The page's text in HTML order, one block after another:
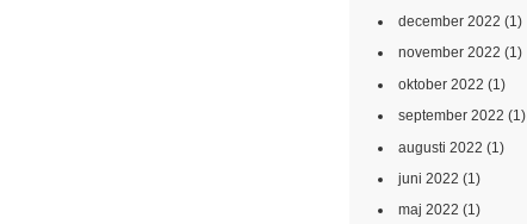
december 2022 (1)
november 2022 (1)
oktober 2022 (1)
september 2022 (1)
augusti 2022 (1)
juni 2022 (1)
maj 2022 (1)